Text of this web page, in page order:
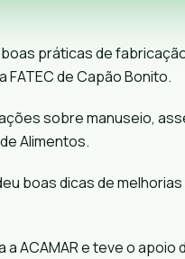
práticas de
FATEC de Capão Bonito.
sobre manuseio,
Alimentos.
boas dicas de
ACAMAR e teve o apoio